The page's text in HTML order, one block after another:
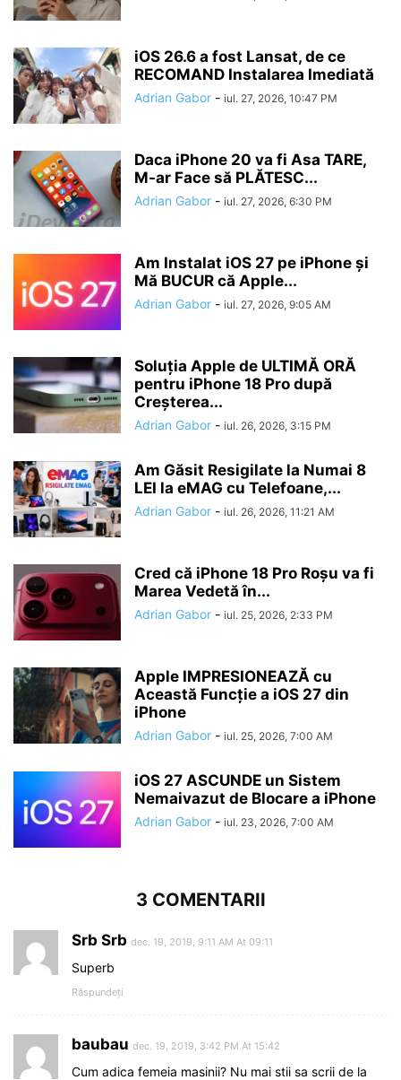
iOS 26.6 a fost Lansat, de ce
RECOMAND Instalarea Imediată
Adrian Gabor - iul. 27, 2026, 10:47 PM
Daca iPhone 20 va fi Asa TARE,
M-ar Face să PLĂTESC...
Adrian Gabor - iul. 27, 2026, 6:30 PM
Am Instalat iOS 27 pe iPhone și
Mă BUCUR că Apple...
Adrian Gabor - iul. 27, 2026, 9:05 AM
Soluția Apple de ULTIMĂ ORĂ
pentru iPhone 18 Pro după
Creșterea...
Adrian Gabor - iul. 26, 2026, 3:15 PM
Am Găsit Resigilate la Numai 8
LEI la eMAG cu Telefoane,...
Adrian Gabor - iul. 26, 2026, 11:21 AM
Cred că iPhone 18 Pro Roșu va fi
Marea Vedetă în...
Adrian Gabor - iul. 25, 2026, 2:33 PM
Apple IMPRESIONEAZĂ cu
Această Funcție a iOS 27 din
iPhone
Adrian Gabor - iul. 25, 2026, 7:00 AM
iOS 27 ASCUNDE un Sistem
Nemaivazut de Blocare a iPhone
Adrian Gabor - iul. 23, 2026, 7:00 AM
3 COMENTARII
Srb Srb dec. 19, 2019, 9:11 AM At 09:11
Superb
Răspundeți
baubau dec. 19, 2019, 3:42 PM At 15:42
Cum adica femeia masinii? Nu mai stii sa scrii de la